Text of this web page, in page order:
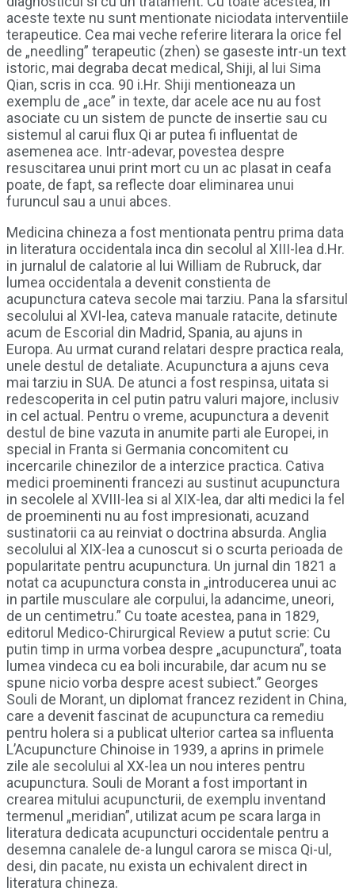
aceste texte nu sunt mentionate niciodata interventiile
terapeutice. Cea mai veche referire literara la orice fel
de „needling” terapeutic (zhen) se gaseste intr-un text
istoric, mai degraba decat medical, Shiji, al lui Sima
Qian, scris in cca. 90 i.Hr. Shiji mentioneaza un
exemplu de „ace” in texte, dar acele ace nu au fost
asociate cu un sistem de puncte de insertie sau cu
sistemul al carui flux Qi ar putea fi influentat de
asemenea ace. Intr-adevar, povestea despre
resuscitarea unui print mort cu un ac plasat in ceafa
poate, de fapt, sa reflecte doar eliminarea unui
furuncul sau a unui abces.
Medicina chineza a fost mentionata pentru prima data
in literatura occidentala inca din secolul al XIII-lea d.Hr.
in jurnalul de calatorie al lui William de Rubruck, dar
lumea occidentala a devenit constienta de
acupunctura cateva secole mai tarziu. Pana la sfarsitul
secolului al XVI-lea, cateva manuale ratacite, detinute
acum de Escorial din Madrid, Spania, au ajuns in
Europa. Au urmat curand relatari despre practica reala,
unele destul de detaliate. Acupunctura a ajuns ceva
mai tarziu in SUA. De atunci a fost respinsa, uitata si
redescoperita in cel putin patru valuri majore, inclusiv
in cel actual. Pentru o vreme, acupunctura a devenit
destul de bine vazuta in anumite parti ale Europei, in
special in Franta si Germania concomitent cu
incercarile chinezilor de a interzice practica. Cativa
medici proeminenti francezi au sustinut acupunctura
in secolele al XVIII-lea si al XIX-lea, dar alti medici la fel
de proeminenti nu au fost impresionati, acuzand
sustinatorii ca au reinviat o doctrina absurda. Anglia
secolului al XIX-lea a cunoscut si o scurta perioada de
popularitate pentru acupunctura. Un jurnal din 1821 a
notat ca acupunctura consta in „introducerea unui ac
in partile musculare ale corpului, la adancime, uneori,
de un centimetru.” Cu toate acestea, pana in 1829,
editorul Medico-Chirurgical Review a putut scrie: Cu
putin timp in urma vorbea despre „acupunctura”, toata
lumea vindeca cu ea boli incurabile, dar acum nu se
spune nicio vorba despre acest subiect.” Georges
Souli de Morant, un diplomat francez rezident in China,
care a devenit fascinat de acupunctura ca remediu
pentru holera si a publicat ulterior cartea sa influenta
L’Acupuncture Chinoise in 1939, a aprins in primele
zile ale secolului al XX-lea un nou interes pentru
acupunctura. Souli de Morant a fost important in
crearea mitului acupuncturii, de exemplu inventand
termenul „meridian”, utilizat acum pe scara larga in
literatura dedicata acupuncturi occidentale pentru a
desemna canalele de-a lungul carora se misca Qi-ul,
desi, din pacate, nu exista un echivalent direct in
literatura chineza.